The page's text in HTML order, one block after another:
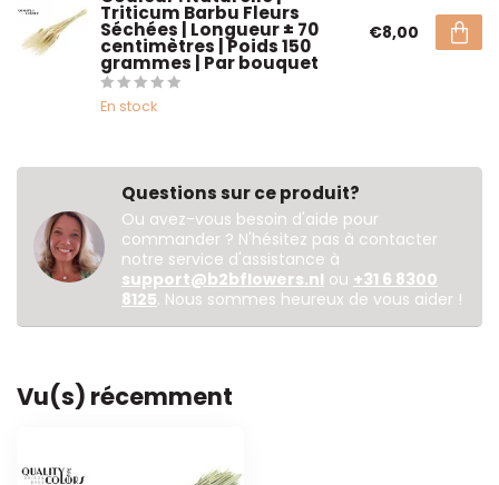
Triticum Barbu Fleurs
Séchées | Longueur ± 70
centimètres | Poids 150
grammes | Par bouquet
En stock
€8,00
Questions sur ce produit?
Ou avez-vous besoin d'aide pour
commander ? N'hésitez pas à contacter
notre service d'assistance à
support@b2bflowers.nl ou +31 6 8300
8125. Nous sommes heureux de vous aider !
Vu(s) récemment